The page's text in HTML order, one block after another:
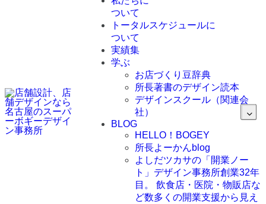
ついて
トータルスケジュールに
ついて
実績集
学ぶ
お店づくり豆辞典
所長著書のデザイン読本
デザインスクール（関連会
社）
BLOG
HELLO！BOGEY
所長よーかんblog
よしだツカサの「開業ノー
ト」 デザイン事務所創業32年
目。 飲食店・医院・物販店な
ど数多くの開業支援から見え